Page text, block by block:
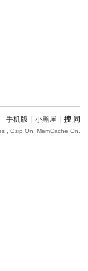
手机版 小黑屋 搜 同
, Gzip On, MemCache On.